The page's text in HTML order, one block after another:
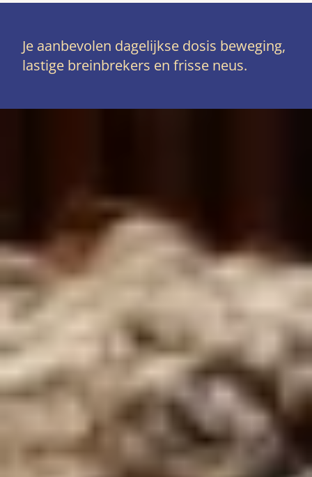
Je aanbevolen dagelijkse dosis beweging,
lastige breinbrekers en frisse neus.